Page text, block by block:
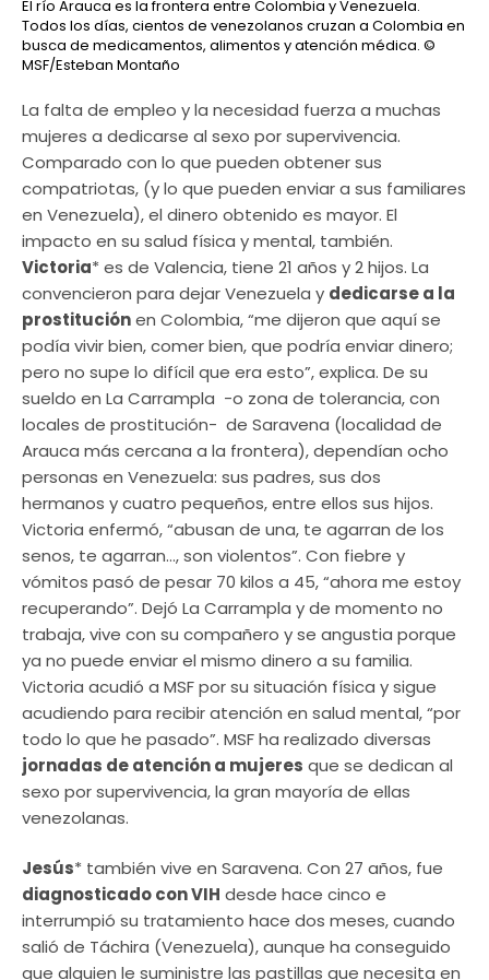
El río Arauca es la frontera entre Colombia y Venezuela.
Todos los días, cientos de venezolanos cruzan a Colombia en
busca de medicamentos, alimentos y atención médica. ©
MSF/Esteban Montaño
La falta de empleo y la necesidad fuerza a muchas
mujeres a dedicarse al sexo por supervivencia.
Comparado con lo que pueden obtener sus
compatriotas, (y lo que pueden enviar a sus familiares
en Venezuela), el dinero obtenido es mayor. El
impacto en su salud física y mental, también.
Victoria* es de Valencia, tiene 21 años y 2 hijos. La
convencieron para dejar Venezuela y dedicarse a la
prostituciónen Colombia, “me dijeron que aquí se
podía vivir bien, comer bien, que podría enviar dinero;
pero no supe lo difícil que era esto”, explica. De su
sueldo en La Carrampla -o zona de tolerancia, con
locales de prostitución- de Saravena (localidad de
Arauca más cercana a la frontera), dependían ocho
personas en Venezuela: sus padres, sus dos
hermanos y cuatro pequeños, entre ellos sus hijos.
Victoria enfermó, “abusan de una, te agarran de los
senos, te agarran…, son violentos”. Con fiebre y
vómitos pasó de pesar 70 kilos a 45, “ahora me estoy
recuperando”. Dejó La Carrampla y de momento no
trabaja, vive con su compañero y se angustia porque
ya no puede enviar el mismo dinero a su familia.
Victoria acudió a MSF por su situación física y sigue
acudiendo para recibir atención en salud mental, “por
todo lo que he pasado”. MSF ha realizado diversas
jornadas de atención a mujeres que se dedican al
sexo por supervivencia, la gran mayoría de ellas
venezolanas.
Jesús* también vive en Saravena. Con 27 años, fue
diagnosticado con VIH desde hace cinco e
interrumpió su tratamiento hace dos meses, cuando
salió de Táchira (Venezuela), aunque ha conseguido
que alguien le suministre las pastillas que necesita en